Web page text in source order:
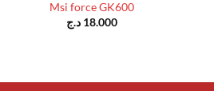
Msi force GK600
18.000 د.ج